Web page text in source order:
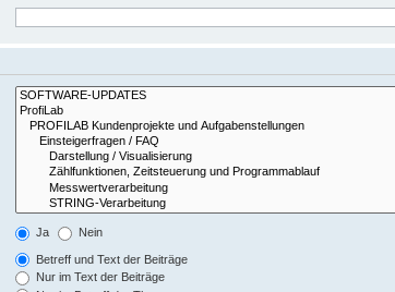
Ja Nein
Betreff und Text der Beiträge
Nur im Text der Beiträge